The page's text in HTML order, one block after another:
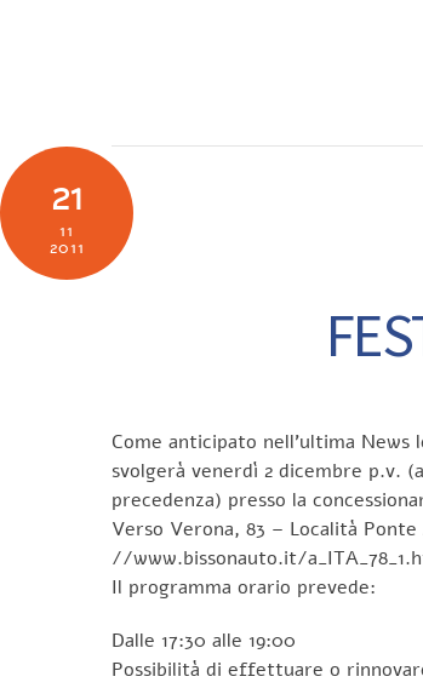
21
11
2011
Come anticipato nell’ultima
svolgerà venerdì 2 dicembre p.v.
precedenza) presso la
Verso Verona, 83 – Località
//www.bissonauto.it/
Il programma orario prevede:
Dalle 17:30 alle 19:00
Possibilità di effettuare o